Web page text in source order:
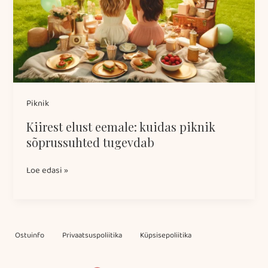
Piknik
Kiirest elust eemale: kuidas piknik
sõprussuhted tugevdab
piknik
sõprussuhted
tugevdab
Loe edasi »
Ostuinfo Privaatsuspoliitika Küpsisepoliitika